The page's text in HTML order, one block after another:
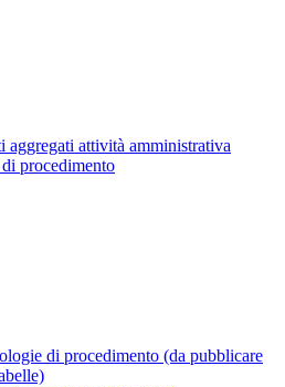
aggregati attività amministrativa
procedimento
di procedimento (da pubblicare